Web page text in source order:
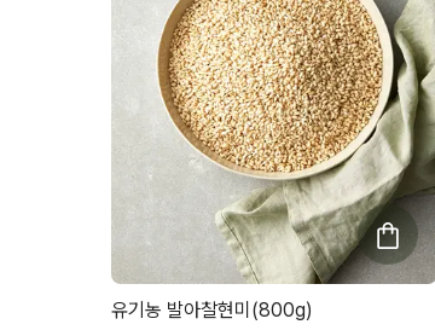
유기농 발아찰현미(800g)